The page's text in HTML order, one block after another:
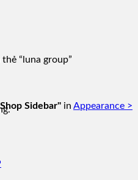
“luna group”
Sidebar" in Appearance >